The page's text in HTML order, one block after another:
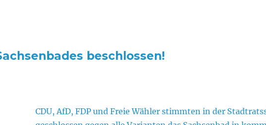
beschlossen!
CDU, AfD, FDP und Freie Wähler stimmten in der